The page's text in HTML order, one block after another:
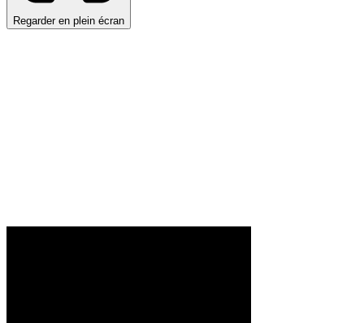
Regarder en plein écran